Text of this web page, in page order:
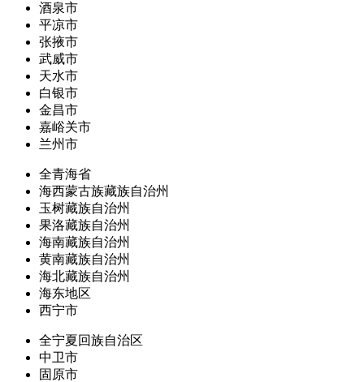
酒泉市
平凉市
张掖市
武威市
天水市
白银市
金昌市
嘉峪关市
兰州市
全青海省
海西蒙古族藏族自治州
玉树藏族自治州
果洛藏族自治州
海南藏族自治州
黄南藏族自治州
海北藏族自治州
海东地区
西宁市
全宁夏回族自治区
中卫市
固原市